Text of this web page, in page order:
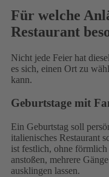
Für welche
Restaurant
Nicht jede Feier hat
es sich, einen Ort zu
kann.
Geburtstage mit
Ein Geburtstag soll
italienisches Restaurant
ist festlich, ohne
anstoßen, mehrere
ausklingen lassen.